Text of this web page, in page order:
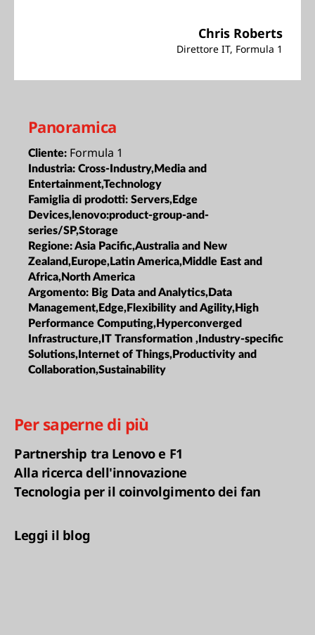
Chris Roberts
Direttore IT, Formula 1
Panoramica
Cliente: Formula 1
Industria: Cross-Industry,Media and
Entertainment,Technology
Famiglia di prodotti: Servers,Edge
Devices,lenovo:product-group-and-
series/SP,Storage
Regione:Asia Pacific,Australia and New
Zealand,Europe,Latin America,Middle East and
Africa,North America
Argomento: Big Data and Analytics,Data
Management,Edge,Flexibility and Agility,High
Performance Computing,Hyperconverged
Infrastructure,IT Transformation ,Industry-specific
Solutions,Internet of Things,Productivity and
Collaboration,Sustainability
Per saperne di più
Partnership tra Lenovo e F1
Alla ricerca dell'innovazione
Tecnologia per il coinvolgimento dei fan
Leggi il blog